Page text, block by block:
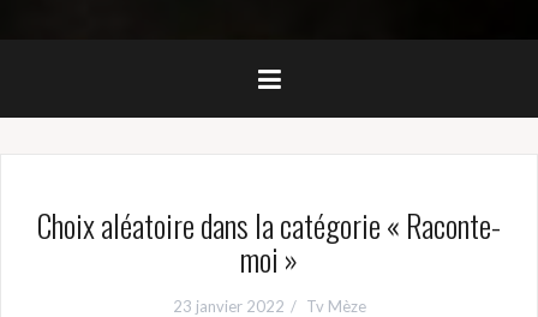
Choix aléatoire dans la catégorie « Raconte-
moi »
23 janvier 2022 Tv Mèze